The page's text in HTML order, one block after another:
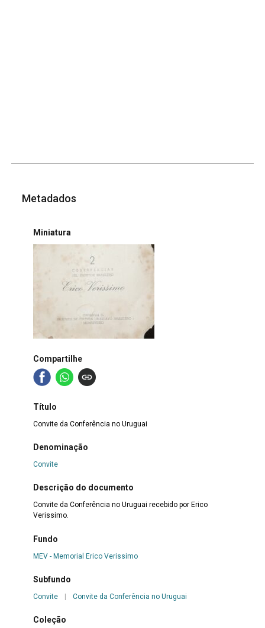
Metadados
Miniatura
Compartilhe
Título
Convite da Conferência no Uruguai
Denominação
Convite
Descrição do documento
Convite da Conferência no Uruguai recebido por Erico
Verissimo.
Fundo
MEV - Memorial Erico Verissimo
Subfundo
Convite Convite da Conferência no Uruguai
Coleção